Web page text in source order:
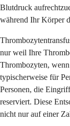
Blutdruck
während Ihr Körper
nur weil Ihre
Thrombozyten,
typischerweise für
Personen, die
reserviert. Diese
nicht nur auf einer